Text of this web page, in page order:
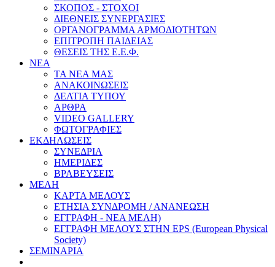
ΣΚΟΠΟΣ - ΣΤΟΧΟΙ
ΔΙΕΘΝΕΙΣ ΣΥΝΕΡΓΑΣΙΕΣ
ΟΡΓΑΝΟΓΡΑΜΜΑ ΑΡΜΟΔΙΟΤΗΤΩΝ
ΕΠΙΤΡΟΠΗ ΠΑΙΔΕΙΑΣ
ΘΕΣΕΙΣ ΤΗΣ Ε.Ε.Φ.
ΝΕΑ
ΤΑ ΝΕΑ ΜΑΣ
ΑΝΑΚΟΙΝΩΣΕΙΣ
ΔΕΛΤΙΑ ΤΥΠΟΥ
ΑΡΘΡΑ
VIDEO GALLERY
ΦΩΤΟΓΡΑΦΙΕΣ
ΕΚΔΗΛΩΣΕΙΣ
ΣΥΝΕΔΡΙΑ
ΗΜΕΡΙΔΕΣ
ΒΡΑΒΕΥΣΕΙΣ
ΜΕΛΗ
ΚΑΡΤΑ ΜΕΛΟΥΣ
ΕΤΗΣΙΑ ΣΥΝΔΡΟΜΗ / ΑΝΑΝΕΩΣΗ
ΕΓΓΡΑΦΗ - ΝΕΑ ΜΕΛΗ)
ΕΓΓΡΑΦΗ ΜΕΛΟΥΣ ΣΤΗΝ EPS (European Physical
Society)
ΣΕΜΙΝΑΡΙΑ